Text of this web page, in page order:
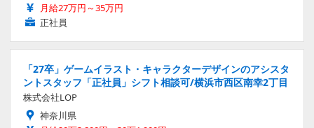
月給27万円～35万円
正社員
「27卒」ゲームイラスト・キャラクターデザインのアシスタ
ントスタッフ「正社員」シフト相談可/横浜市西区南幸2丁目
株式会社LOP
神奈川県